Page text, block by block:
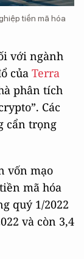
tiền mã hóa
với ngành
của Terra
phân tích
Các
cẩn trọng
vốn mạo
mã hóa
quý 1/2022
và còn 3,4